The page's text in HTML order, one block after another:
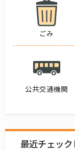
ごみ
公共交通機関
最近チェッ